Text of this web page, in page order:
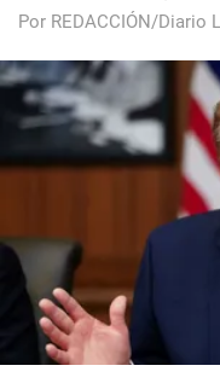
Por REDACCIÓN/Diario